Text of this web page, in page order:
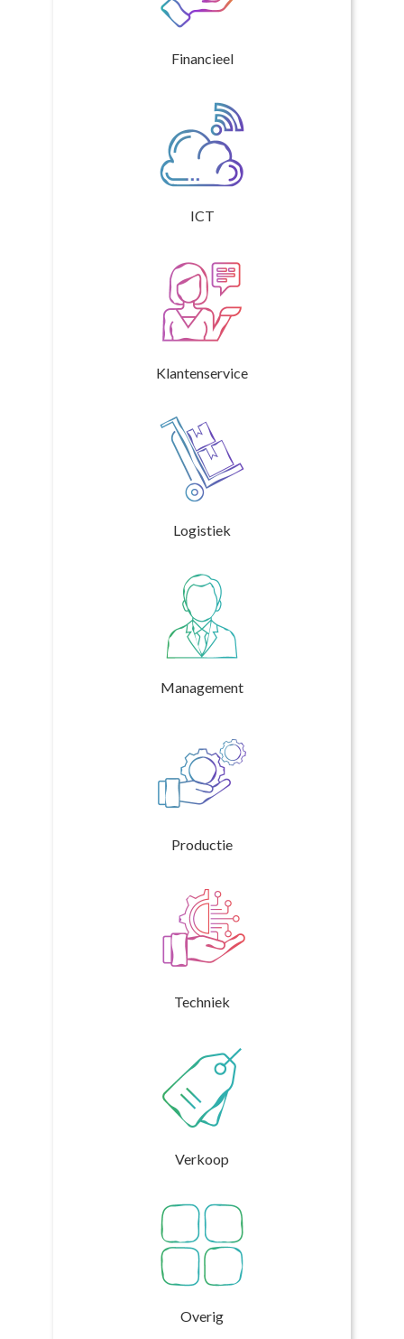
Financieel
ICT
Klantenservice
Logistiek
Management
Productie
Techniek
Verkoop
Overig